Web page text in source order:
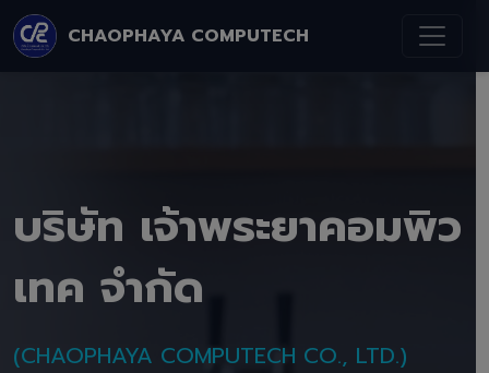
CHAOPHAYA COMPUTECH
บริษัท เจ้าพระยาคอมพิว
เทค จำกัด
(CHAOPHAYA COMPUTECH CO., LTD.)